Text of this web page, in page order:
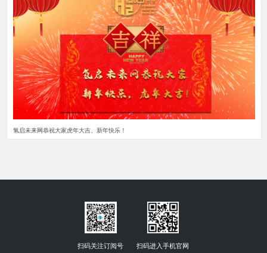
氢启未来网恭祝大家虎年大吉、新年快乐！
扫码关注订阅号 扫码进入手机官网